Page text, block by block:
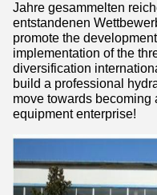
Jahre gesammelten
entstandenen
promote the
implementation of the
diversification
build a professional
move towards
equipment enterprise!